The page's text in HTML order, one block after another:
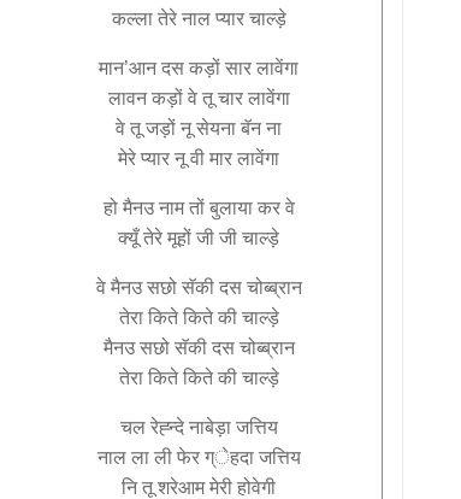
कल्ला तेरे नाल प्यार चाल्ड़े
मान’आन दस कड़ों सार लावेंगा
लावन कड़ों वे तू चार लावेंगा
वे तू जड़ों नू सेयना बॅन ना
मेरे प्यार नू वी मार लावेंगा
हो मैनउ नाम तों बुलाया कर वे
क्यूँ तेरे मूहों जी जी चाल्ड़े
वे मैनउ सछो सॅकी दस चोब्ब्रान
तेरा किते किते की चाल्ड़े
मैनउ सछो सॅकी दस चोब्ब्रान
तेरा किते किते की चाल्ड़े
चल रेह्न्दे नाबेड़ा जत्तिय
नाल ला ली फेर ग्ेहदा जत्तिय
नि तू शरेआम मेरी होवेगी